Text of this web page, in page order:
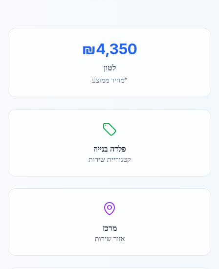
₪4,350
לטון
*מחיר ממוצע
פלדה בנייה
קטגוריית שירות
מרכז
אזור שירות